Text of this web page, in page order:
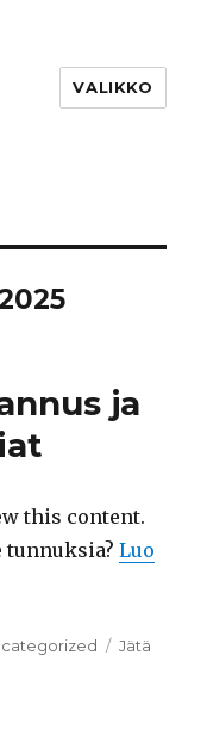
VALIKKO
ja
this content.
tunnuksia?Luo
Jätä